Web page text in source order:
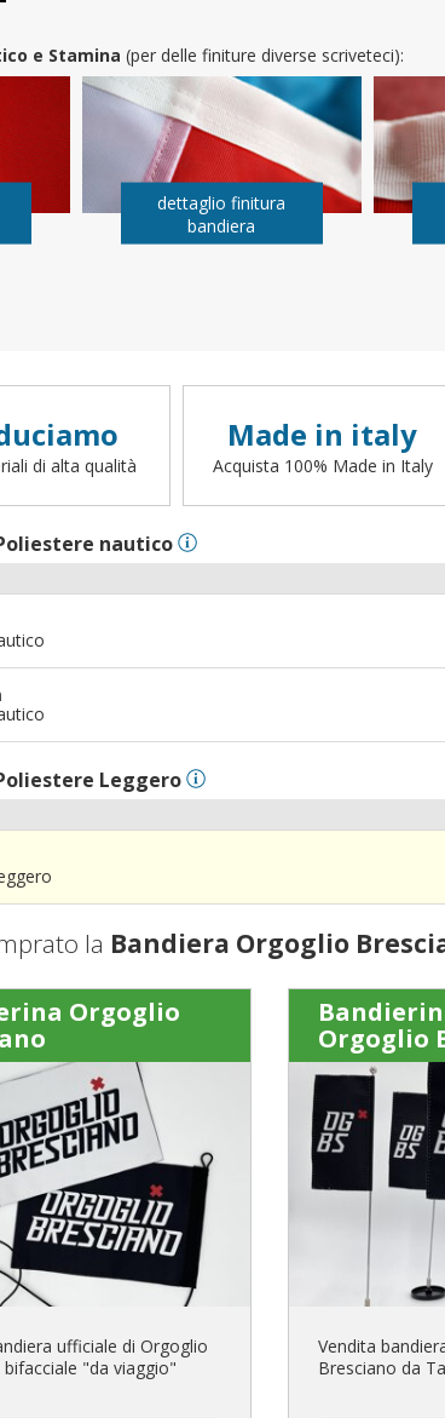
e Stamina (per delle finiture diverse scriveteci):
dettaglio finitura
bandiera
di alta qualità
Made in italy
Acquista 100% Made in Italy
nautico
Leggero
la Bandiera Orgoglio
Orgoglio
ufficiale di Orgoglio
"da viaggio"
Orgoglio
Vendita
Bresciano da